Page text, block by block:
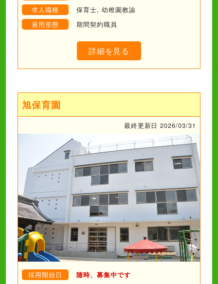
求人職種
保育士, 幼稚園教諭
雇用形態
期間契約職員
詳細を見る
旭保育園
最終更新日 2026/03/31
採用開始日 随時、募集中です